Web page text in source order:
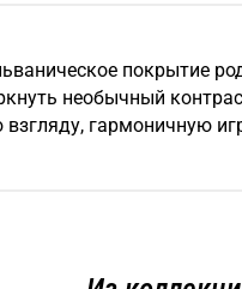
покрытие
необычный
гармоничную